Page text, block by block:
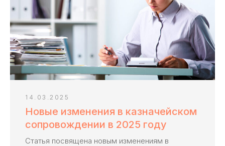
14.03.2025
Новые изменения в казначейском
сопровождении в 2025 году
Статья посвящена новым изменениям в
Задать вопрос
Если остались вопросы,
оставьте заявку
на бесплатную
консультацию
Расскажем последовательность действий
при работе с казначейским счетом